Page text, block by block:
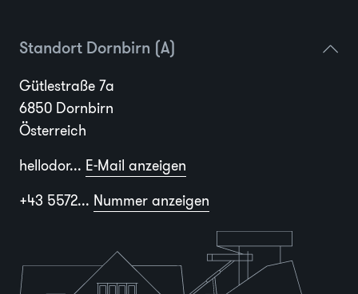
Standort Dornbirn (A)
Gütlestraße 7a
6850 Dornbirn
Österreich
hellodor... E-Mail anzeigen
+43 5572... Nummer anzeigen